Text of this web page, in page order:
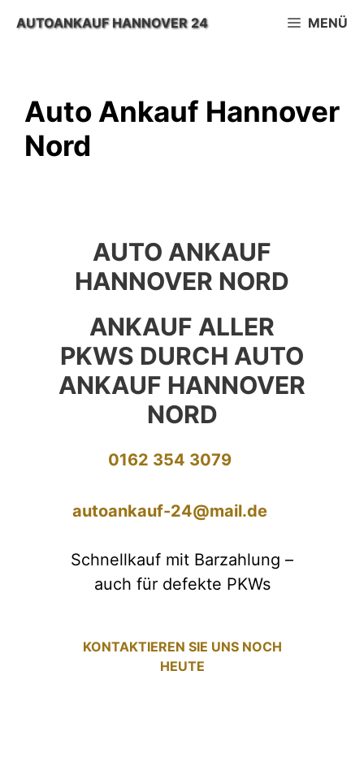
InhaltAUTOANKAUF HANNOVER 24 MENÜ
Auto Ankauf Hannover
Nord
AUTO ANKAUF
HANNOVER NORD
ANKAUF ALLER
PKWS DURCH AUTO
ANKAUF HANNOVER
NORD
0162 354 3079
autoankauf-24@mail.de
Schnellkauf mit Barzahlung –
auch für defekte PKWs
KONTAKTIEREN SIE UNS NOCH
HEUTE